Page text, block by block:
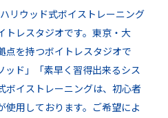
リウッド式ボイストレーニング
トレスタジオです。東京・大
点を持つボイトレスタジオで
ッド」「素早く習得出来るシス
ボイストレーニングは、初心者
使用しております。ご希望によ